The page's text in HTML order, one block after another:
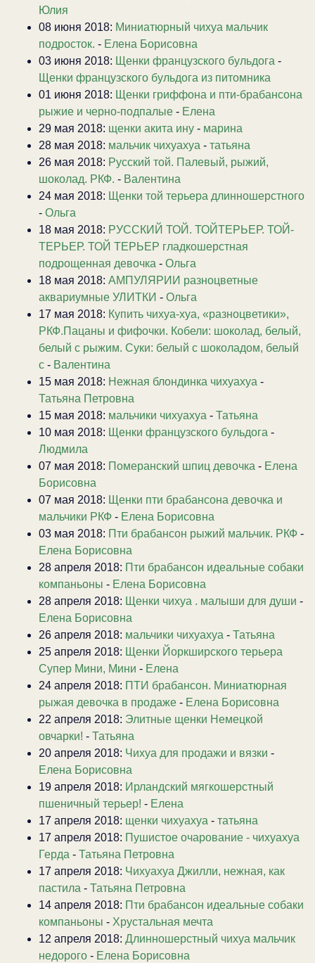
Юлия
08 июня 2018: Миниатюрный чихуа мальчик
подросток. - Елена Борисовна
03 июня 2018: Щенки французского бульдога -
Щенки французского бульдога из питомника
01 июня 2018: Щенки гриффона и пти-брабансона
рыжие и черно-подпалые - Елена
29 мая 2018: щенки акита ину - марина
28 мая 2018: мальчик чихуахуа - татьяна
26 мая 2018: Русский той. Палевый, рыжий,
шоколад. РКФ. - Валентина
24 мая 2018: Щенки той терьера длинношерстного
- Ольга
18 мая 2018: РУССКИЙ ТОЙ. ТОЙТЕРЬЕР. ТОЙ-
ТЕРЬЕР. ТОЙ ТЕРЬЕР гладкошерстная
подрощенная девочка - Ольга
18 мая 2018: АМПУЛЯРИИ разноцветные
аквариумные УЛИТКИ - Ольга
17 мая 2018: Купить чихуа-хуа, «разноцветики»,
РКФ.Пацаны и фифочки. Кобели: шоколад, белый,
белый с рыжим. Суки: белый с шоколадом, белый
с - Валентина
15 мая 2018: Нежная блондинка чихуахуа -
Татьяна Петровна
15 мая 2018: мальчики чихуахуа - Татьяна
10 мая 2018: Щенки французского бульдога -
Людмила
07 мая 2018: Померанский шпиц девочка - Елена
Борисовна
07 мая 2018: Щенки пти брабансона девочка и
мальчики РКФ - Елена Борисовна
03 мая 2018: Пти брабансон рыжий мальчик. РКФ -
Елена Борисовна
28 апреля 2018: Пти брабансон идеальные собаки
компаньоны - Елена Борисовна
28 апреля 2018: Щенки чихуа . малыши для души -
Елена Борисовна
26 апреля 2018: мальчики чихуахуа - Татьяна
25 апреля 2018: Щенки Йоркширского терьера
Супер Мини, Мини - Елена
24 апреля 2018: ПТИ брабансон. Миниатюрная
рыжая девочка в продаже - Елена Борисовна
22 апреля 2018: Элитные щенки Немецкой
овчарки! - Татьяна
20 апреля 2018: Чихуа для продажи и вязки -
Елена Борисовна
19 апреля 2018: Ирландский мягкошерстный
пшеничный терьер! - Елена
17 апреля 2018: щенки чихуахуа - татьяна
17 апреля 2018: Пушистое очарование - чихуахуа
Герда - Татьяна Петровна
17 апреля 2018: Чихуахуа Джилли, нежная, как
пастила - Татьяна Петровна
14 апреля 2018: Пти брабансон идеальные собаки
компаньоны - Хрустальная мечта
12 апреля 2018: Длинношерстный чихуа мальчик
недорого - Елена Борисовна